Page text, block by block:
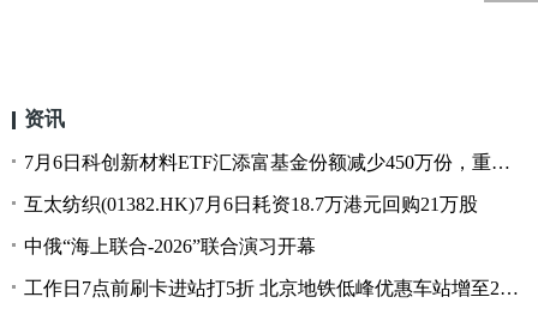
资讯
7月6日科创新材料ETF汇添富基金份额减少450万份，重仓股沪硅产业、西部超导、安集科技
互太纺织(01382.HK)7月6日耗资18.7万港元回购21万股
中俄“海上联合-2026”联合演习开幕
工作日7点前刷卡进站打5折 北京地铁低峰优惠车站增至25座-今日观点